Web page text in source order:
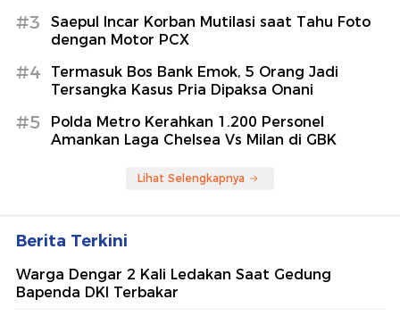
#3
Saepul Incar Korban Mutilasi saat Tahu Foto
dengan Motor PCX
#4
Termasuk Bos Bank Emok, 5 Orang Jadi
Tersangka Kasus Pria Dipaksa Onani
#5
Polda Metro Kerahkan 1.200 Personel
Amankan Laga Chelsea Vs Milan di GBK
Lihat Selengkapnya
Berita Terkini
Warga Dengar 2 Kali Ledakan Saat Gedung
Bapenda DKI Terbakar